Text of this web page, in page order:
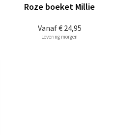
Vanaf€ 24,95
Roze boeket Millie
Levering morgen